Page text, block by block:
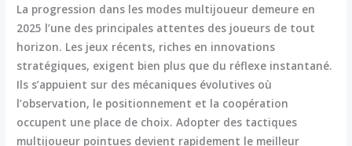
La progression dans les modes multijoueur demeure en
2025 l’une des principales attentes des joueurs de tout
horizon. Les jeux récents, riches en innovations
stratégiques, exigent bien plus que du réflexe instantané.
Ils s’appuient sur des mécaniques évolutives où
l’observation, le positionnement et la coopération
occupent une place de choix. Adopter des tactiques
multijoueur pointues devient rapidement le meilleur